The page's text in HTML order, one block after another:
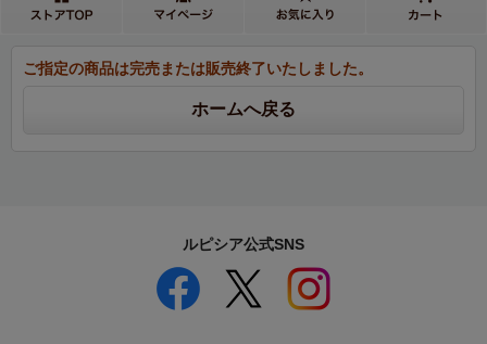
ご指定の商品は完売または販売終了いたしました。
ルピシア公式SNS